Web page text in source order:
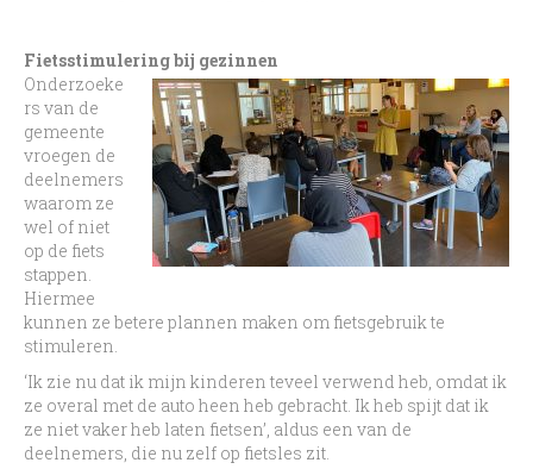
Fietsstimulering bij gezinnen
Onderzoeke
rs van de
gemeente
vroegen de
deelnemers
waarom ze
wel of niet
op de fiets
stappen.
Hiermee
kunnen ze betere plannen maken om fietsgebruik te
stimuleren.
‘Ik zie nu dat ik mijn kinderen teveel verwend heb, omdat ik
ze overal met de auto heen heb gebracht. Ik heb spijt dat ik
ze niet vaker heb laten fietsen’, aldus een van de
deelnemers, die nu zelf op fietsles zit.